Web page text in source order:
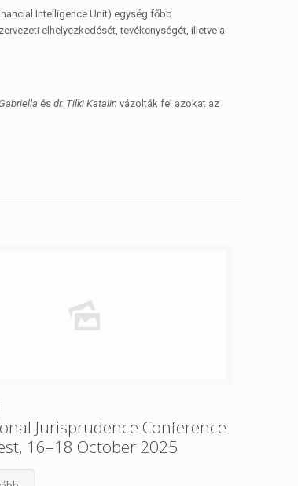
Intelligence Unit) egység főbb
elhelyezkedését, tevékenységét, illetve a
és dr. Tilki Katalin vázolták fel azokat az
Jurisprudence Conference
16–18 October 2025